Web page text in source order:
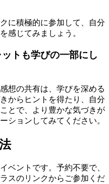
に積極的に参加して、自分
感じてみましょう。
トも学びの一部にし
想の共有は、学びを深める
からヒントを得たり、自分
とで、より豊かな気づきが
ションしてみてください。
ベントです。予約不要で、
スのリンクからご参加くだ